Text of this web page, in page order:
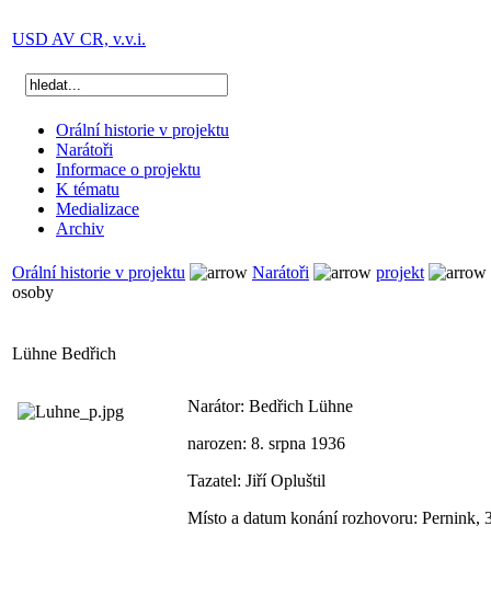
USD AV CR, v.v.i.
Orální historie v projektu
Narátoři
Informace o projektu
K tématu
Medializace
Archiv
Orální historie v projektu Narátoři
projekt
osoby
Lühne Bedřich
Narátor: Bedřich Lühne
narozen: 8. srpna 1936
Tazatel: Jiří Opluštil
Místo a datum konání rozhovoru: Pernink,